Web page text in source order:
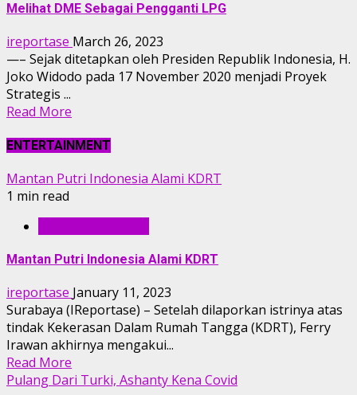
Melihat DME Sebagai Pengganti LPG
ireportase March 26, 2023
—– Sejak ditetapkan oleh Presiden Republik Indonesia, H.
Joko Widodo pada 17 November 2020 menjadi Proyek
Strategis ...
Read More
ENTERTAINMENT
Mantan Putri Indonesia Alami KDRT
1 min read
Mantan Putri Indonesia Alami KDRT
ireportase January 11, 2023
Surabaya (IReportase) – Setelah dilaporkan istrinya atas
tindak Kekerasan Dalam Rumah Tangga (KDRT), Ferry
Irawan akhirnya mengakui...
Read More
Pulang Dari Turki, Ashanty Kena Covid